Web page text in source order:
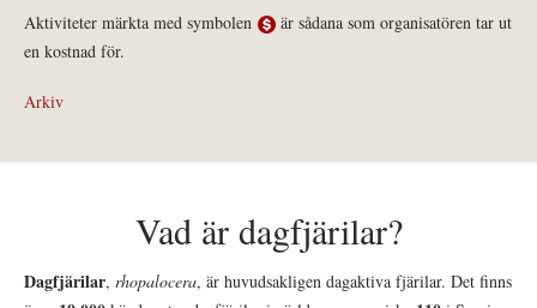
Aktiviteter märkta med symbolen
är sådana som organisatören tar ut
en kostnad för.
Arkiv
Vad är dagfjärilar?
Dagfjärilar, rhopalocera, är huvudsakligen dagaktiva fjärilar. Det finns